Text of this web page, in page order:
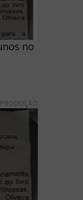
no